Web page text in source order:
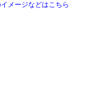
メージなどはこちら